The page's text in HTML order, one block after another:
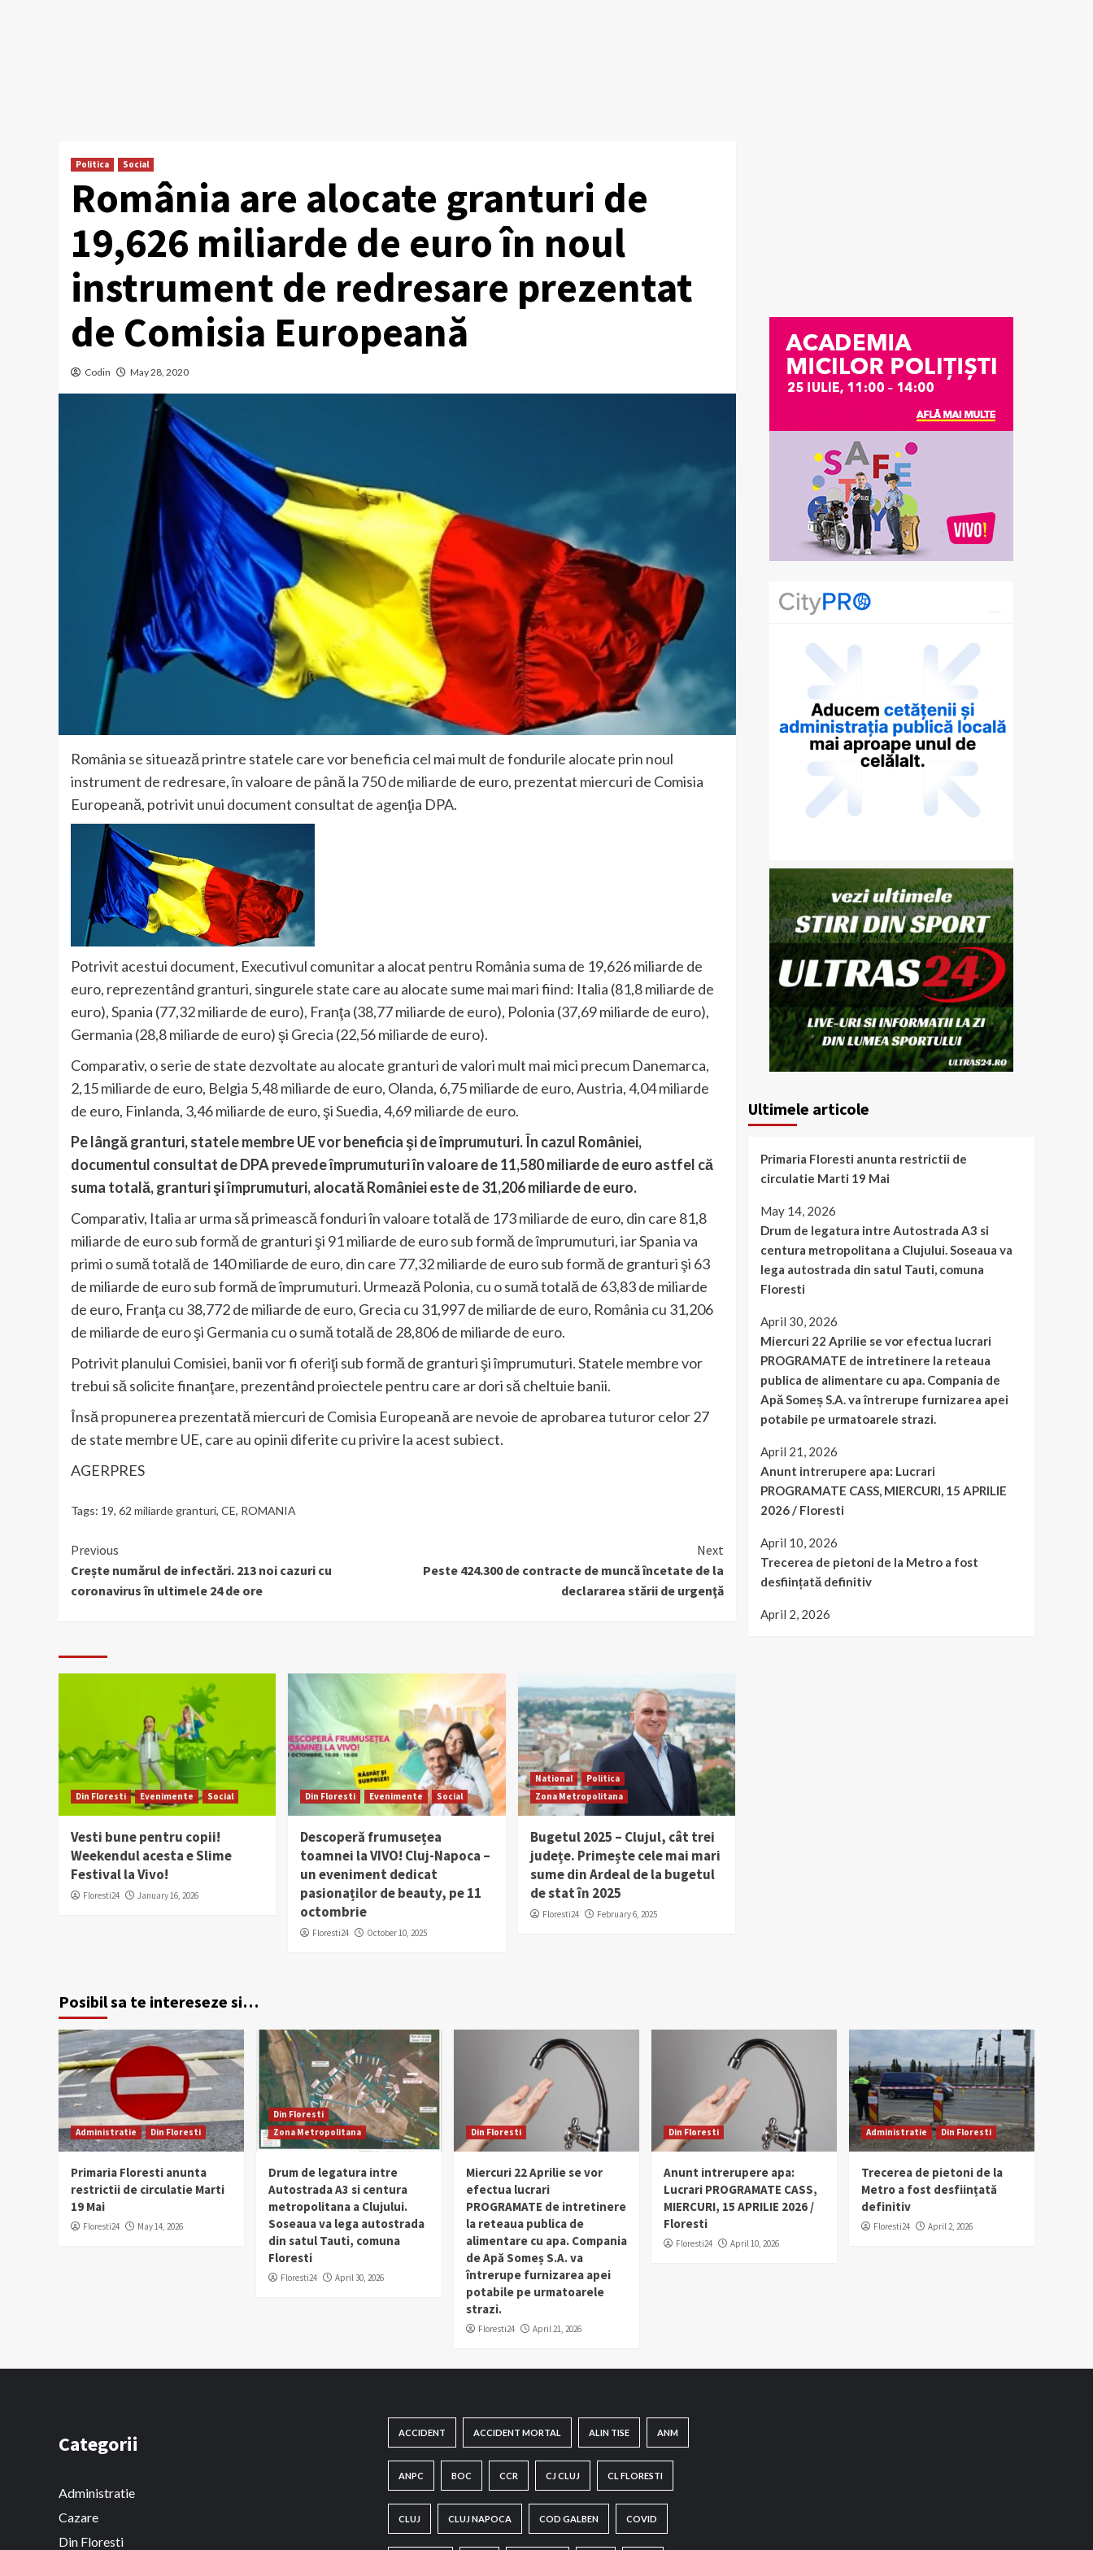
Politica Social
România are alocate granturi de
19,626 miliarde de euro în noul
instrument de redresare prezentat
de Comisia Europeană
Codin May 28, 2020
România se situează printre statele care vor beneficia cel mai mult de fondurile alocate prin noul
instrument de redresare, în valoare de până la 750 de miliarde de euro, prezentat miercuri de Comisia
Europeană, potrivit unui document consultat de agenţia DPA.
Potrivit acestui document, Executivul comunitar a alocat pentru România suma de 19,626 miliarde de
euro, reprezentând granturi, singurele state care au alocate sume mai mari fiind: Italia (81,8 miliarde de
euro), Spania (77,32 miliarde de euro), Franţa (38,77 miliarde de euro), Polonia (37,69 miliarde de euro),
Germania (28,8 miliarde de euro) şi Grecia (22,56 miliarde de euro).
Comparativ, o serie de state dezvoltate au alocate granturi de valori mult mai mici precum Danemarca,
2,15 miliarde de euro, Belgia 5,48 miliarde de euro, Olanda, 6,75 miliarde de euro, Austria, 4,04 miliarde
de euro, Finlanda, 3,46 miliarde de euro, şi Suedia, 4,69 miliarde de euro.
Pe lângă granturi, statele membre UE vor beneficia şi de împrumuturi. În cazul României,
documentul consultat de DPA prevede împrumuturi în valoare de 11,580 miliarde de euro astfel că
suma totală, granturi şi împrumuturi, alocată României este de 31,206 miliarde de euro.
Comparativ, Italia ar urma să primească fonduri în valoare totală de 173 miliarde de euro, din care 81,8
miliarde de euro sub formă de granturi şi 91 miliarde de euro sub formă de împrumuturi, iar Spania va
primi o sumă totală de 140 miliarde de euro, din care 77,32 miliarde de euro sub formă de granturi şi 63
de miliarde de euro sub formă de împrumuturi. Urmează Polonia, cu o sumă totală de 63,83 de miliarde
de euro, Franţa cu 38,772 de miliarde de euro, Grecia cu 31,997 de miliarde de euro, România cu 31,206
de miliarde de euro şi Germania cu o sumă totală de 28,806 de miliarde de euro.
Potrivit planului Comisiei, banii vor fi oferiţi sub formă de granturi şi împrumuturi. Statele membre vor
trebui să solicite finanţare, prezentând proiectele pentru care ar dori să cheltuie banii.
Însă propunerea prezentată miercuri de Comisia Europeană are nevoie de aprobarea tuturor celor 27
de state membre UE, care au opinii diferite cu privire la acest subiect.
AGERPRES
Tags: 19, 62 miliarde granturi, CE, ROMANIA
Continue
Reading
Previous
Crește numărul de infectări. 213 noi cazuri cu
coronavirus în ultimele 24 de ore
Next
Peste 424.300 de contracte de muncă încetate de la
declararea stării de urgenţă
Din Floresti Evenimente Social
Vesti bune pentru copii!
Weekendul acesta e Slime
Festival la Vivo!
Floresti24 January 16, 2026
Din Floresti Evenimente Social
Descoperă frumusețea
toamnei la VIVO! Cluj-Napoca –
un eveniment dedicat
pasionaților de beauty, pe 11
octombrie
Floresti24 October 10, 2025
National
Politica
Zona Metropolitana
Bugetul 2025 – Clujul, cât trei
județe. Primește cele mai mari
sume din Ardeal de la bugetul
de stat în 2025
Floresti24 February 6, 2025
Ultimele articole
Primaria Floresti anunta restrictii de
circulatie Marti 19 Mai
May 14, 2026
Drum de legatura intre Autostrada A3 si
centura metropolitana a Clujului. Soseaua va
lega autostrada din satul Tauti, comuna
Floresti
April 30, 2026
Miercuri 22 Aprilie se vor efectua lucrari
PROGRAMATE de intretinere la reteaua
publica de alimentare cu apa. Compania de
Apă Someș S.A. va întrerupe furnizarea apei
potabile pe urmatoarele strazi.
April 21, 2026
Anunt intrerupere apa: Lucrari
PROGRAMATE CASS, MIERCURI, 15 APRILIE
2026 / Floresti
April 10, 2026
Trecerea de pietoni de la Metro a fost
desființată definitiv
April 2, 2026
Posibil sa te intereseze si…
Administratie Din Floresti
Primaria Floresti anunta
restrictii de circulatie Marti
19 Mai
Floresti24 May 14, 2026
Din Floresti
Zona Metropolitana
Drum de legatura intre
Autostrada A3 si centura
metropolitana a Clujului.
Soseaua va lega autostrada
din satul Tauti, comuna
Floresti
Floresti24 April 30, 2026
Din Floresti
Miercuri 22 Aprilie se vor
efectua lucrari
PROGRAMATE de intretinere
la reteaua publica de
alimentare cu apa. Compania
de Apă Someș S.A. va
întrerupe furnizarea apei
potabile pe urmatoarele
strazi.
Floresti24 April 21, 2026
Din Floresti
Anunt intrerupere apa:
Lucrari PROGRAMATE CASS,
MIERCURI, 15 APRILIE 2026 /
Floresti
Floresti24 April 10, 2026
Administratie Din Floresti
Trecerea de pietoni de la
Metro a fost desființată
definitiv
Floresti24 April 2, 2026
Categorii
Administratie
Cazare
Din Floresti
ACCIDENT ACCIDENT MORTAL ALIN TISE ANM
ANPC BOC CCR CJ CLUJ CL FLORESTI
CLUJ CLUJ NAPOCA COD GALBEN COVID